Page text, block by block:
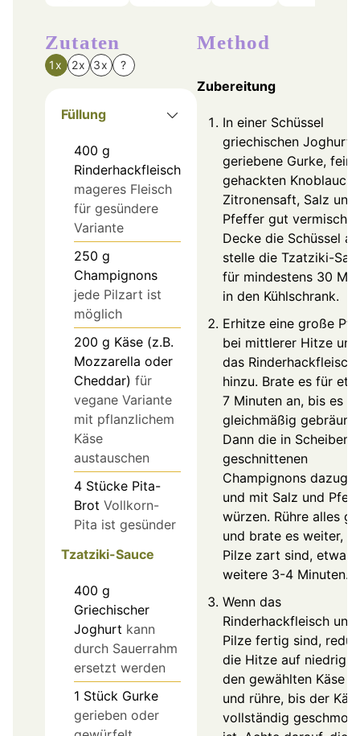
Zutaten
1x 2x 3x ?
Füllung
400 g
Rinderhackfleisch
mageres Fleisch
für gesündere
Variante
250 g
Champignons
jede Pilzart ist
möglich
200 g Käse (z.B.
Mozzarella oder
Cheddar) für
vegane Variante
mit pflanzlichem
Käse
austauschen
4 Stücke Pita-
Brot Vollkorn-
Pita ist gesünder
Tzatziki-Sauce
400 g
Griechischer
Joghurt kann
durch Sauerrahm
ersetzt werden
1 Stück Gurke
gerieben oder
Method
Zubereitung
In einer Schüssel
griechischen Joghurt,
geriebene Gurke, fein
gehackten Knoblauch,
Zitronensaft, Salz und
Pfeffer gut
Decke die Schüssel
stelle die Tzatziki-
für mindestens 30
in den Kühlschrank.
Erhitze eine große
bei mittlerer Hitze
das Rinderhackfleisch
hinzu. Brate es für
7 Minuten an, bis es
gleichmäßig gebräunt
Dann die in Scheiben
geschnittenen
Champignons
und mit Salz und
würzen. Rühre alles
und brate es weiter,
Pilze zart sind, etwa
weitere 3-4 Minuten.
Wenn das
Rinderhackfleisch und
Pilze fertig sind,
die Hitze auf niedrig.
den gewählten Käse
und rühre, bis der
vollständig